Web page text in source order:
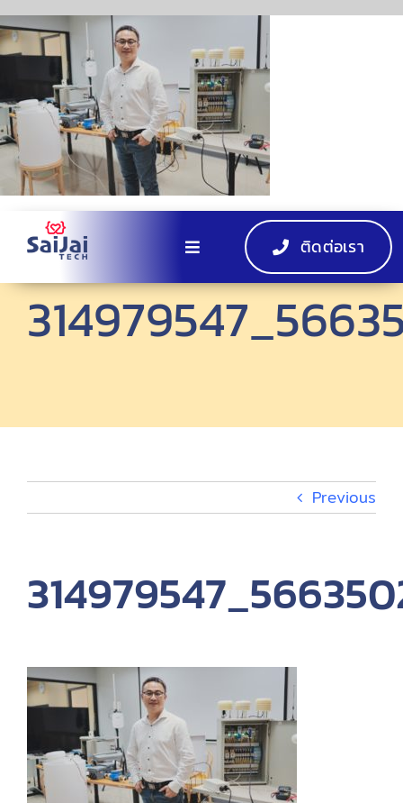
Skip
to
content
Toggle
Navigation
หน้าแรก
EV Charger
กิจกรรม
EN
ติดต่อเรา
Previous